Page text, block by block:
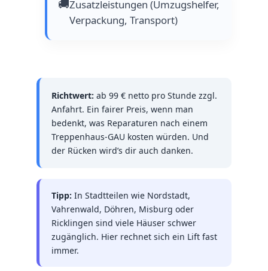
🚚Zusatzleistungen (Umzugshelfer,
Verpackung, Transport)
Richtwert: ab 99 € netto pro Stunde zzgl.
Anfahrt. Ein fairer Preis, wenn man
bedenkt, was Reparaturen nach einem
Treppenhaus-GAU kosten würden. Und
der Rücken wird’s dir auch danken.
Tipp: In Stadtteilen wie Nordstadt,
Vahrenwald, Döhren, Misburg oder
Ricklingen sind viele Häuser schwer
zugänglich. Hier rechnet sich ein Lift fast
immer.